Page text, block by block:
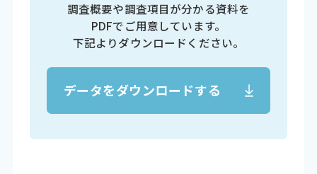
調査概要や調査項目が分かる資料を
PDFでご用意しています。
下記よりダウンロードください。
データをダウンロードする